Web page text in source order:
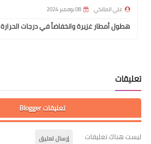
علي المالكي 08 نوفمبر 2024
هطول أمطار غزيرة وانخفاضاً في درجات الحرارة
تعليقات
تعليقات Blogger
ليست هناك تعليقات إرسال تعليق